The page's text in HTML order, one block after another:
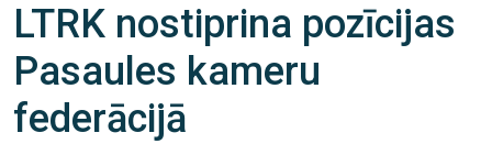
LTRK nostiprina pozīcijas
Pasaules kameru
federācijā